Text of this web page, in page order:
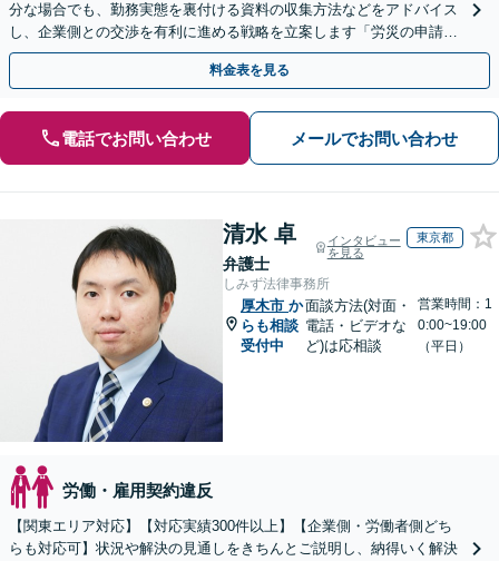
分な場合でも、勤務実態を裏付ける資料の収集方法などをアドバイス
し、企業側との交渉を有利に進める戦略を立案します「労災の申請か
ら損害賠償請求までサポート／過労死・過労自殺など」
料金表を見る
電話でお問い合わせ メールでお問い合わせ
清水 卓
弁護士
インタビュー
を見る
東京都
しみず法律事務所
厚木市 か
らも相談
受付中
面談方法(対面・
電話・ビデオな
ど)は応相談
営業時間：1
0:00~19:00
（平日）
労働・雇用契約違反
【関東エリア対応】【対応実績300件以上】【企業側・労働者側どち
らも対応可】状況や解決の見通しをきちんとご説明し、納得いく解決